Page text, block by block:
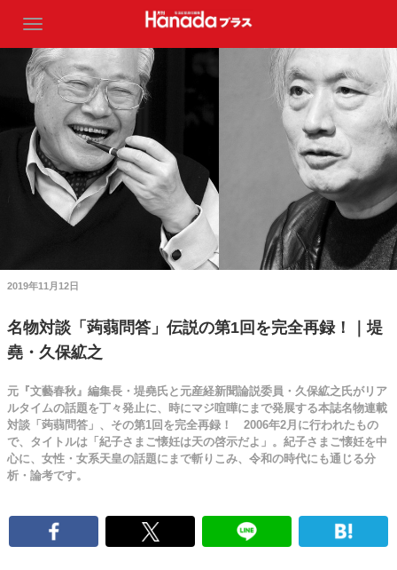
2019年11月12日
名物対談「蒟蒻問答」伝説の第1回を完全再録！｜堤
堯・久保絋之
元『文藝春秋』編集長・堤堯氏と元産経新聞論説委員・久保絋之氏がリア
ルタイムの話題を丁々発止に、時にマジ喧嘩にまで発展する本誌名物連載
対談「蒟蒻問答」、その第1回を完全再録！ 2006年2月に行われたもの
で、タイトルは「紀子さまご懐妊は天の啓示だよ」。紀子さまご懐妊を中
心に、女性・女系天皇の話題にまで斬りこみ、令和の時代にも通じる分
析・論考です。